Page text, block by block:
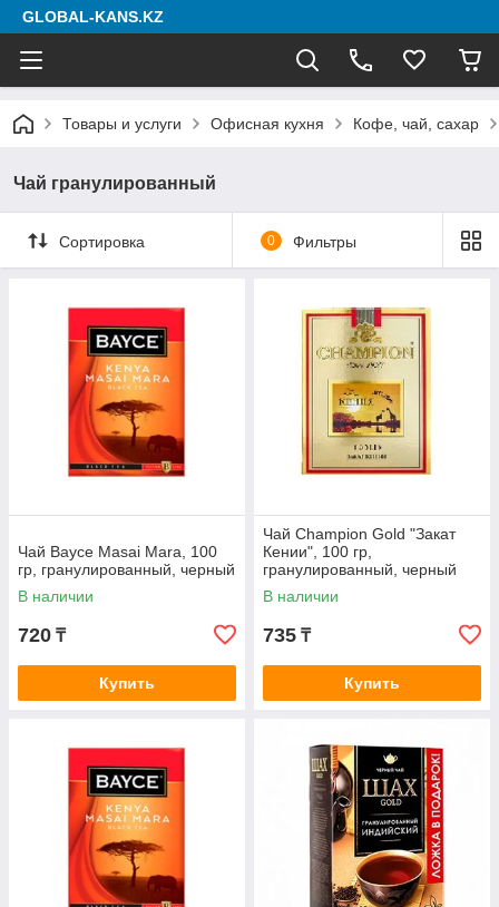
GLOBAL-KANS.KZ
Товары и услуги Офисная кухня Кофе, чай, сахар
Чай гранулированный
Сортировка 0 Фильтры
Чай Bayce Masai Mara, 100
гр, гранулированный, черный
В наличии
720 ₸
Купить
Чай Champion Gold "Закат
Кении", 100 гр,
гранулированный, черный
В наличии
735 ₸
Купить